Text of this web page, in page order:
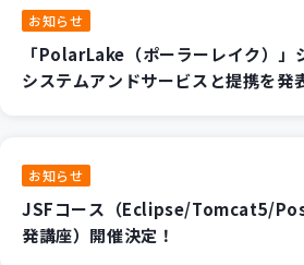
ニュース
採用情報
Contact
お知らせ
「PolarLake（ポーラーレイク）」
システムアンドサービスと提携を発
お知らせ
JSFコース（Eclipse/Tomcat5/
発講座）開催決定！